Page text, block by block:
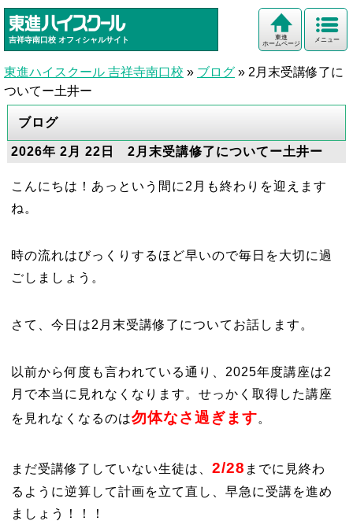
吉祥寺南口校 オフィシャルサイト メニュー
東進
ホームページ
東進ハイスクール 吉祥寺南口校 » ブログ » 2月末受講修了に
ついてー土井ー
ブログ
2026年 2月 22日 2月末受講修了についてー土井ー
こんにちは！あっという間に2月も終わりを迎えます
ね。
時の流れはびっくりするほど早いので毎日を大切に過
ごしましょう。
さて、今日は2月末受講修了についてお話します。
以前から何度も言われている通り、2025年度講座は2
月で本当に見れなくなります。せっかく取得した講座
を見れなくなるのは勿体なさ過ぎます。
まだ受講修了していない生徒は、 2/28 までに見終わ
るように逆算して計画を立て直し、早急に受講を進め
ましょう！！！